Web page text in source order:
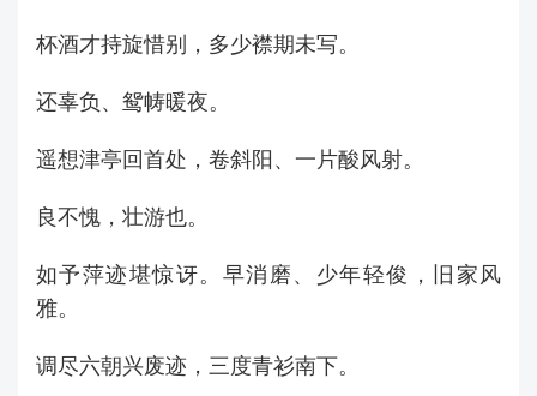
杯酒才持旋惜别，多少襟期未写。
还辜负、鸳帱暖夜。
遥想津亭回首处，卷斜阳、一片酸风射。
良不愧，壮游也。
如予萍迹堪惊讶。早消磨、少年轻俊，旧家风
雅。
调尽六朝兴废迹，三度青衫南下。